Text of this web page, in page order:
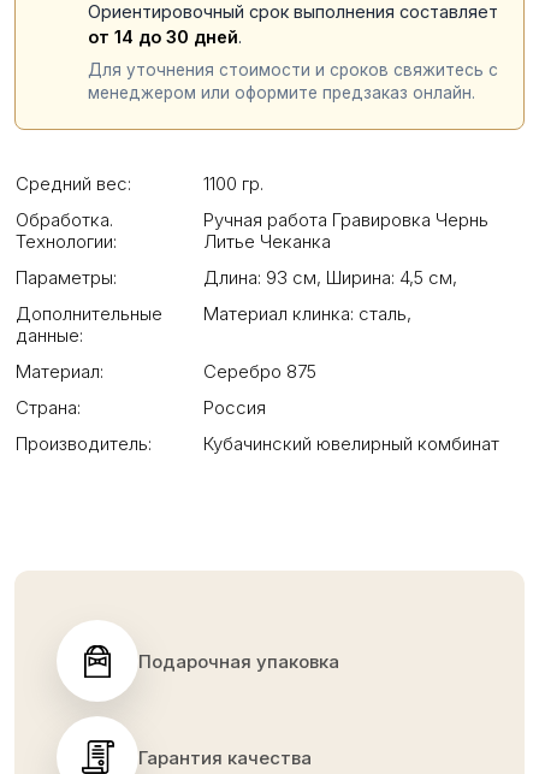
Ориентировочный срок выполнения составляет
от 14 до 30 дней.
Для уточнения стоимости и сроков свяжитесь с
менеджером или оформите предзаказ онлайн.
Средний вес:
1100 гр.
Обработка.
Технологии:
Ручная работа Гравировка Чернь
Литье Чеканка
Параметры:
Длина: 93 см, Ширина: 4,5 см,
Дополнительные
данные:
Материал клинка: сталь,
Материал:
Серебро 875
Страна:
Россия
Производитель:
Кубачинский ювелирный комбинат
Подарочная упаковка
Гарантия качества